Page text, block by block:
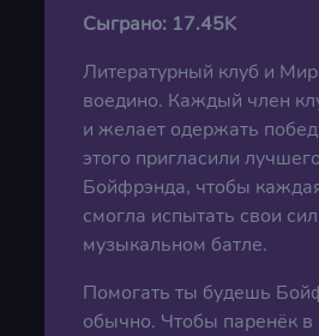
Сыграно: 17.45K
Литературный клуб и
воедино. Каждый член
и желает одержать
этого пригласили
Бойфрэнда, чтобы
смогла испытать свои
музыкальном батле.
Помогать ты будешь
обычно. Чтобы паренёк в